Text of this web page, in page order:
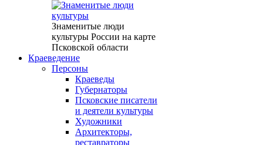
Знаменитые люди
культуры России на карте
Псковской области
Краеведение
Персоны
Краеведы
Губернаторы
Псковские писатели
и деятели культуры
Художники
Архитекторы,
реставраторы